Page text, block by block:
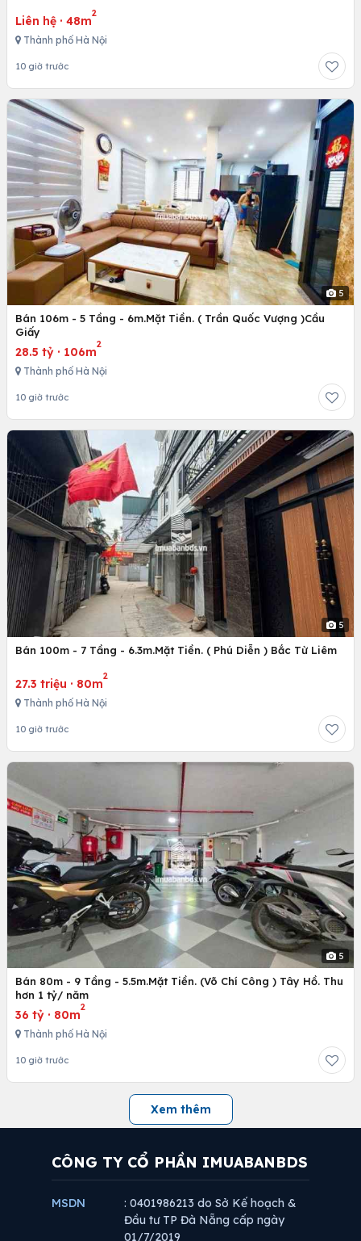
Liên hệ · 48m
2
Thành phố Hà Nội
10 giờ trước
5
Bán 106m - 5 Tầng - 6m.Mặt Tiền. ( Trần Quốc Vượng )Cầu
Giấy
28.5 tỷ · 106m
2
Thành phố Hà Nội
10 giờ trước
5
Bán 100m - 7 Tầng - 6.3m.Mặt Tiền. ( Phú Diễn ) Bắc Từ Liêm
27.3 triệu · 80m
2
Thành phố Hà Nội
10 giờ trước
5
Bán 80m - 9 Tầng - 5.5m.Mặt Tiền. (Võ Chí Công ) Tây Hồ. Thu
hơn 1 tỷ/ năm
36 tỷ · 80m
2
Thành phố Hà Nội
10 giờ trước
Xem thêm
CÔNG TY CỔ PHẦN IMUABANBDS
MSDN
: 0401986213 do Sở Kế hoạch &
Đầu tư TP Đà Nẵng cấp ngày
01/7/2019